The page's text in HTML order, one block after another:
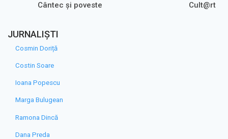
Cântec și poveste Cult@rt
JURNALIȘTI
Cosmin Doriță
Costin Soare
Ioana Popescu
Marga Bulugean
Ramona Dincă
Dana Preda